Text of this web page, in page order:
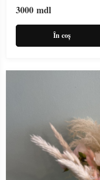
3000 mdl
În coș